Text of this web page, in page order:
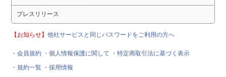
プレスリリース
【お知らせ】他社サービスと同じパスワードをご利用の方へ
・会員規約 ・個人情報保護に関して
・特定商取引法に基づく表示
・規約一覧 ・採用情報